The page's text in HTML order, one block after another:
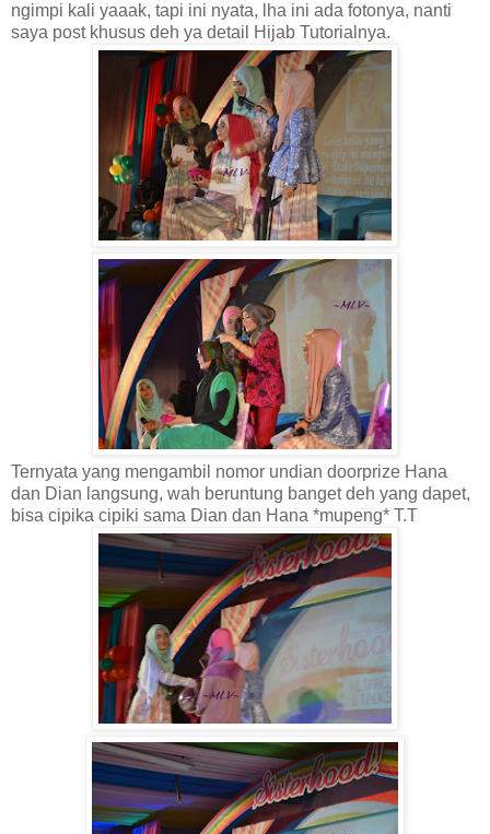
ngimpi kali yaaak, tapi ini nyata, lha ini ada fotonya, nanti
saya post khusus deh ya detail Hijab Tutorialnya.
Ternyata yang mengambil nomor undian doorprize Hana
dan Dian langsung, wah beruntung banget deh yang dapet,
bisa cipika cipiki sama Dian dan Hana *mupeng* T.T